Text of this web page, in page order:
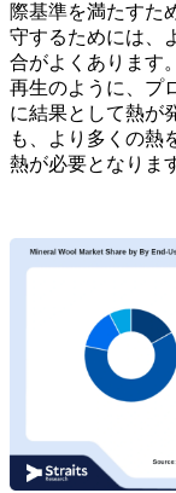
際基準を満たすた
守するためには、
合がよくあります
再生のように、プ
に結果として熱が
も、より多くの熱
熱が必要となりま